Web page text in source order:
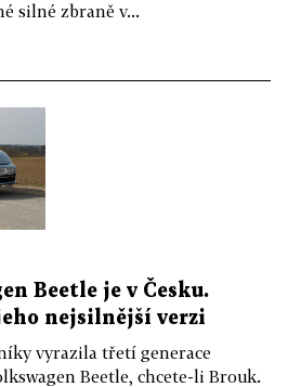
silné zbraně v...
Beetle je v Česku.
nejsilnější verzi
vyrazila třetí generace
Beetle, chcete-li Brouk.